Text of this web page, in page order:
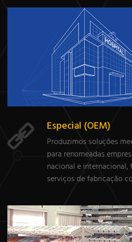
Especial (OEM)
Produzimos soluções
para renomeadas
nacional e
serviços de fabricação